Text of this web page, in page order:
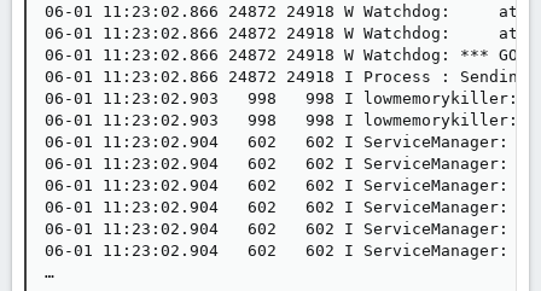
06-01 11:23:02.866 24872 24918 W Watchdog:
06-01 11:23:02.866 24872 24918 W Watchdog:
06-01 11:23:02.866 24872 24918 W Watchdog: ***
06-01 11:23:02.866 24872 24918 I Process :
06-01 11:23:02.903   998   998 I lowmemorykiller:
06-01 11:23:02.903   998   998 I lowmemorykiller:
06-01 11:23:02.904   602   602 I ServiceManager:
06-01 11:23:02.904   602   602 I ServiceManager:
06-01 11:23:02.904   602   602 I ServiceManager:
06-01 11:23:02.904   602   602 I ServiceManager:
06-01 11:23:02.904   602   602 I ServiceManager:
06-01 11:23:02.904   602   602 I ServiceManager:
…